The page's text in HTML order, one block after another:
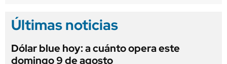
Últimas noticias
Dólar blue hoy: a cuánto opera este
domingo 9 de agosto